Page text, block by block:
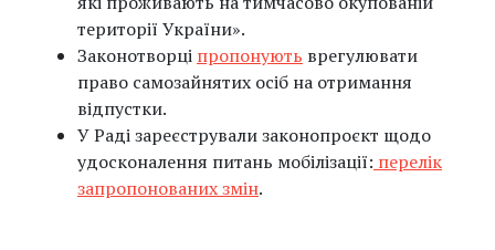
території України».
Законотворці пропонують врегулювати
право самозайнятих осіб на отримання
відпустки.
У Раді зареєстрували законопроєкт щодо
удосконалення питань мобілізації: перелік
запропонованих змін.